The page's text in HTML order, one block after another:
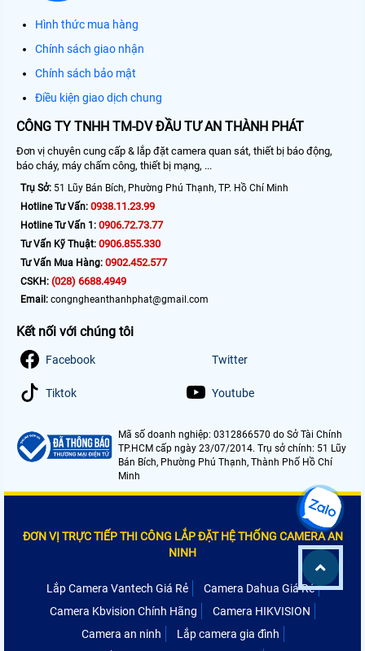
Hình thức mua hàng
Chính sách giao nhận
Chính sách bảo mật
Điều kiện giao dịch chung
CÔNG TY TNHH TM-DV ĐẦU TƯ AN THÀNH PHÁT
Đơn vị chuyên cung cấp & lắp đặt camera quan sát, thiết bị báo động,
báo cháy, máy chấm công, thiết bị mạng, ...
Trụ Sở: 51 Lũy Bán Bích, Phường Phú Thạnh, TP. Hồ Chí Minh
Hotline Tư Vấn: 0938.11.23.99
Hotline Tư Vấn 1: 0906.72.73.77
Tư Vấn Kỹ Thuật: 0906.855.330
Tư Vấn Mua Hàng: 0902.452.577
CSKH: (028) 6688.4949
Email: congngheanthanhphat@gmail.com
Kết nối với chúng tôi
Facebook Twitter
Tiktok Youtube
Mã số doanh nghiệp: 0312866570 do Sở Tài Chính
TP.HCM cấp ngày 23/07/2014. Trụ sở chính: 51 Lũy
Bán Bích, Phường Phú Thạnh, Thành Phố Hồ Chí
Minh
ĐƠN VỊ TRỰC TIẾP THI CÔNG LẮP ĐẶT HỆ THỐNG CAMERA AN
NINH
Lắp Camera Vantech Giá Rẻ
Camera Dahua Giá Rẻ
Camera Kbvision Chính Hãng
Camera HIKVISION
Camera an ninh
Lắp camera gia đình